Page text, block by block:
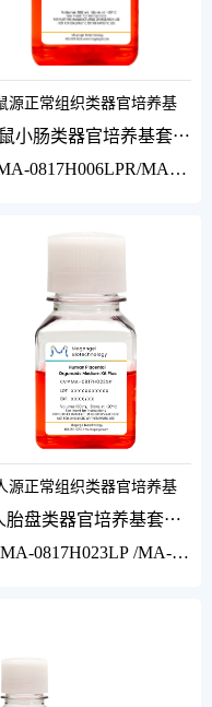
源正常组织类器官培养基
小肠类器官培养基套装
Pro
0817H006LPR/MA-
0817H006SPR
源正常组织类器官培养基
胎盘类器官培养基套装
Plus
MA-0817H023LP /MA-